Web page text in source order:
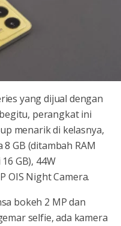
yang dijual dengan
perangkat ini
menarik di kelasnya,
GB (ditambah RAM
GB), 44W
OIS Night Camera.
bokeh 2 MP dan
selfie, ada kamera